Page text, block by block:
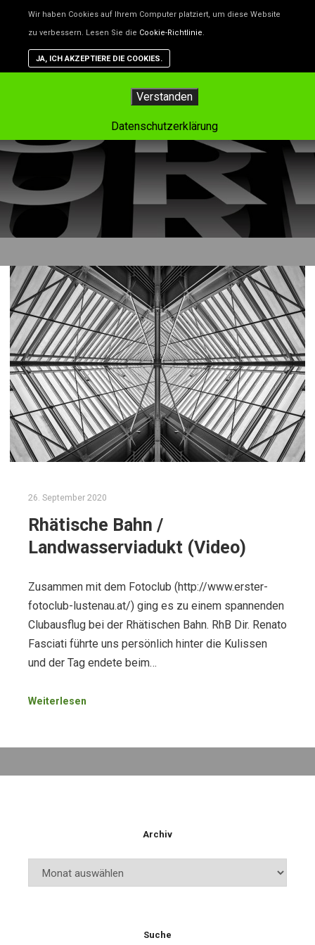
Tag-Archiv:vidadukt
26. September 2020
Rhätische Bahn /
Landwasserviadukt (Video)
Zusammen mit dem Fotoclub (http://www.erster-
fotoclub-lustenau.at/) ging es zu einem spannenden
Clubausflug bei der Rhätischen Bahn. RhB Dir. Renato
Fasciati führte uns persönlich hinter die Kulissen
und der Tag endete beim…
Weiterlesen
Archiv
Archiv
Suche
Wir haben Cookies auf Ihrem Computer platziert, um diese Website
zu verbessern. Lesen Sie die Cookie-Richtlinie.
JA, ICH AKZEPTIERE DIE COOKIES.
Unsere Website benutzt Cookies – das sind kleine Dateien,
helfen, die Website besser zu machen. Wenn du nicht willst,
Browser einstellen. Aber dann funktioniert vielleicht nicht
auf der Website so, wie es soll.
Verstanden
Datenschutzerklärung